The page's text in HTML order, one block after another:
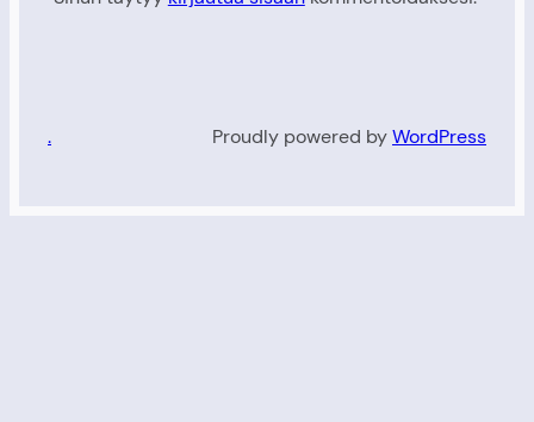
. Proudly powered byWordPress